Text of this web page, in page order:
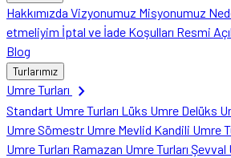
Hakkımızda Vizyonumuz Misyonumuz
etmeliyim İptal ve İade Koşulları Resmi
Blog
Turlarımız
Umre Turları chevron_right
Standart Umre Turları Lüks Umre Delüks
UmreSömestr Umre Mevlid Kandili Umre
Umre Turları Ramazan Umre Turları Şevval